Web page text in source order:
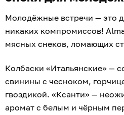
Молодёжные встречи — это
никаких компромиссов!
мясных снеков, ломающих
Колбаски «Итальянские» —
свинины с чесноком,
гвоздикой. «Ксанти» —
аромат с белым и чёрным